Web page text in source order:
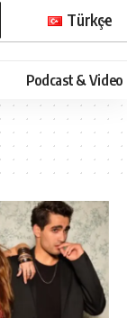
Türkçe
Podcast & Video